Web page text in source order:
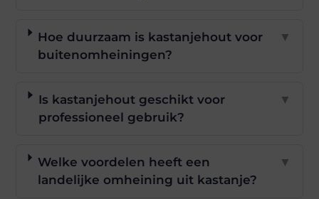
Hoe duurzaam is kastanjehout voor
buitenomheiningen?
▼
Is kastanjehout geschikt voor
professioneel gebruik?
▼
Welke voordelen heeft een
landelijke omheining uit kastanje?
▼